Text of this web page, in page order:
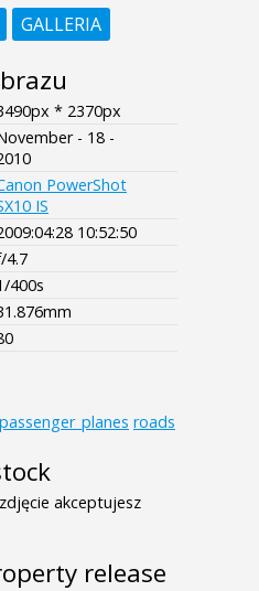
GALLERIA
* 2370px
- 18 -
PowerShot
IS
10:52:50
4.7
400s
passenger_planes roads
akceptujesz
release